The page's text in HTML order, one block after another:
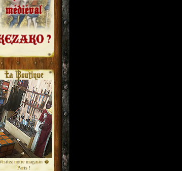
notre magasin �
Paris !